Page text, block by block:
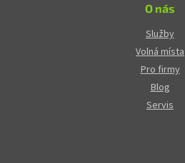
O nás
Služby
Volná místa
Pro firmy
Blog
Servis